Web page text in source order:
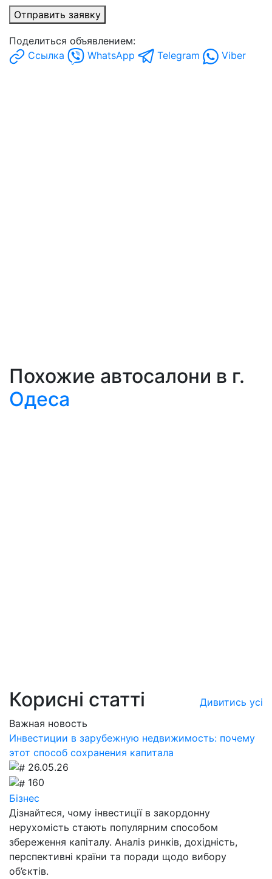
Отправить заявку
Поделиться объявлением:
Ссылка
WhatsApp Telegram Viber
Похожие автосалони в г.
Одеса
Корисні статті
Дивитись усі
Важная новость
Инвестиции в зарубежную недвижимость: почему
этот способ сохранения капитала
26.05.26
160
Бізнес
Дізнайтеся, чому інвестиції в закордонну
нерухомість стають популярним способом
збереження капіталу. Аналіз ринків, дохідність,
перспективні країни та поради щодо вибору
об’єктів.